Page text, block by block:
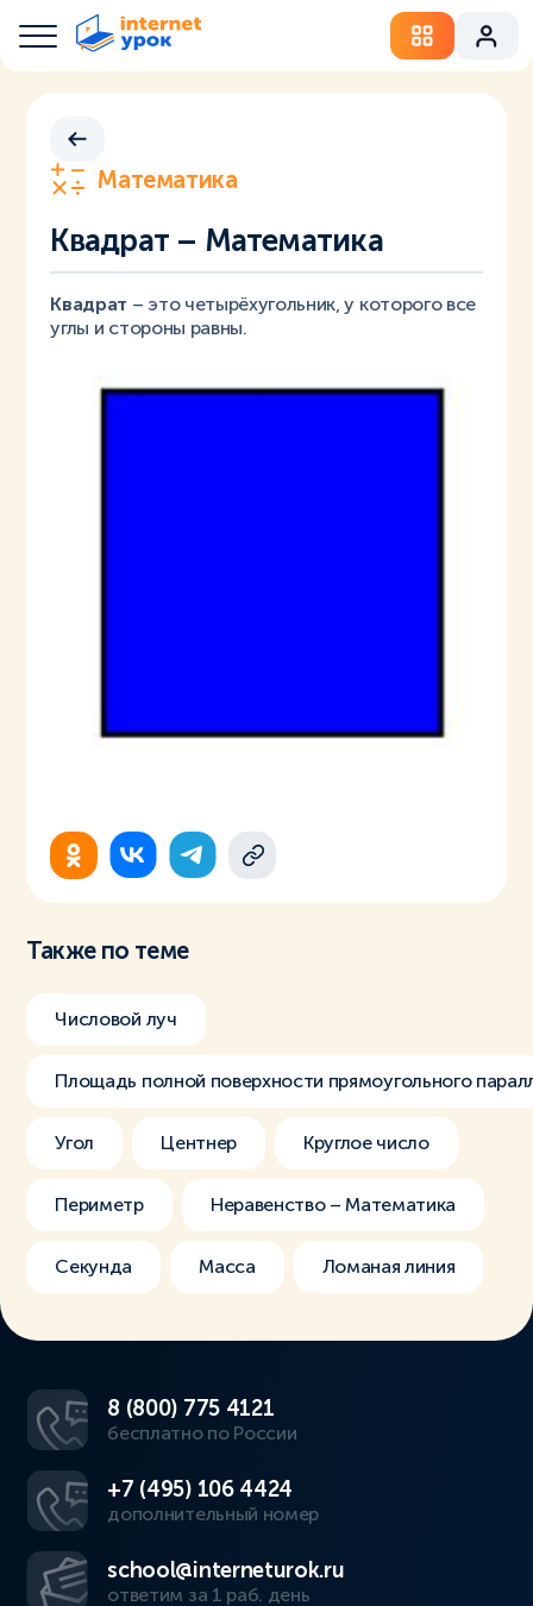
Математика
Квадрат – Математика
Квадрат – это четырёхугольник, у которого все
углы и стороны равны.
Также по теме
Числовой луч
Площадь полной поверхности прямоугольного
Угол Центнер Круглое число
Периметр Неравенство – Математика
Секунда Масса Ломаная линия
8 (800) 775 4121
бесплатно по России
+7 (495) 106 4424
дополнительный номер
school@interneturok.ru
ответим за 1 раб. день